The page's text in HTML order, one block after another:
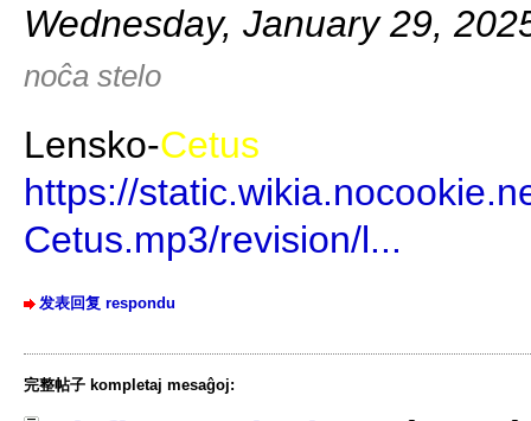
Wednesday, January 29,
noĉa stelo
Lensko-Cetus
https://
Cetus.mp3/revision/l...
发表回复 respondu
完整帖子 kompletaj mesaĝoj: